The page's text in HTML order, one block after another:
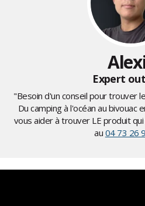
Expert
"Besoin d'un conseil pour trouver
Du camping à l'océan au bivouac
vous aider à trouver LE produit
au 04 73 26